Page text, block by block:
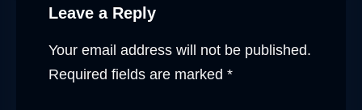
Leave a Reply
Your email address will not be published.
Required fields are marked *